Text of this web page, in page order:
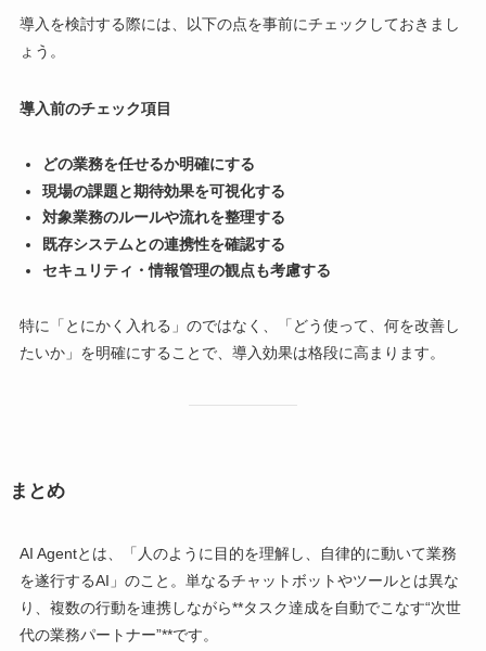
導入を検討する際には、以下の点を事前にチェックしておきまし
ょう。
導入前のチェック項目
どの業務を任せるか明確にする
現場の課題と期待効果を可視化する
対象業務のルールや流れを整理する
既存システムとの連携性を確認する
セキュリティ・情報管理の観点も考慮する
特に「とにかく入れる」のではなく、「どう使って、何を改善し
たいか」を明確にすることで、導入効果は格段に高まります。
まとめ
AI Agentとは、「人のように目的を理解し、自律的に動いて業務
を遂行するAI」のこと。単なるチャットボットやツールとは異な
り、複数の行動を連携しながら**タスク達成を自動でこなす“次世
代の業務パートナー”**です。